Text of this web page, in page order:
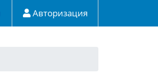
Авторизация